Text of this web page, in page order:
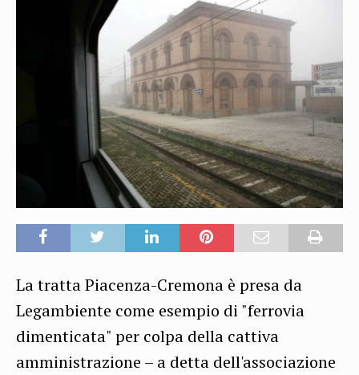
La tratta Piacenza-Cremona è presa da
Legambiente come esempio di "ferrovia
dimenticata" per colpa della cattiva
amministrazione – a detta dell'associazione